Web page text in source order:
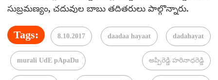
సుబ్రమణ్యం, చదువుల‌ బాబు తదిత‌రులు పాల్గొన్నారు.
Tags: 8.10.2017 daadaa hayaat dadahayat
murali UdE pApaDu అప్పిరెడ్డి హరినాధరెడ్డి